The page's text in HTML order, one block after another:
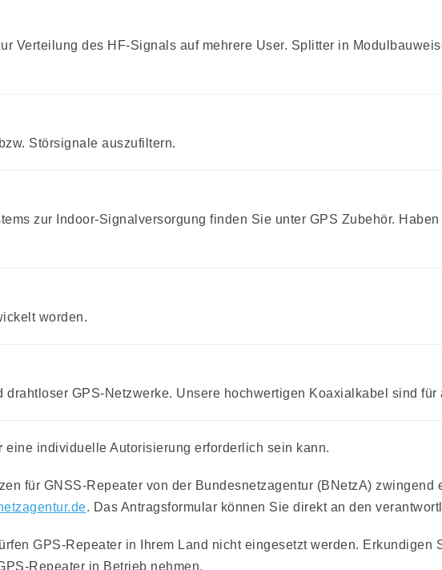
Verteilung des HF-Signals auf mehrere User. Splitter in
Störsignale auszufiltern.
zur Indoor-Signalversorgung finden Sie unter GPS Zubehör.
worden.
drahtloser GPS-Netzwerke. Unsere hochwertigen Koaxialkabel sind
eine individuelle Autorisierung erforderlich sein kann.
für GNSS-Repeater von der Bundesnetzagentur (BNetzA) zwingend
. Das Antragsformular können Sie direkt an den
GPS-Repeater in Ihrem Land nicht eingesetzt werden.
Repeater in Betrieb nehmen.